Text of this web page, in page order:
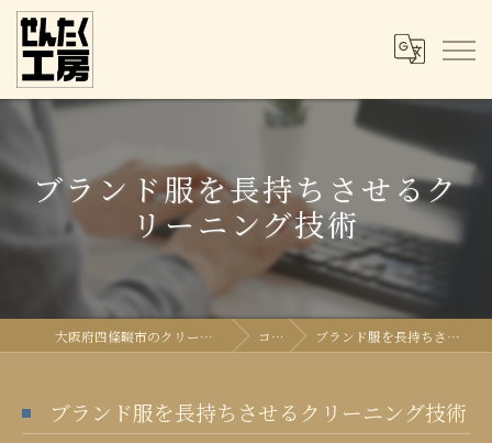
ブランド服を長持ちさせるク
リーニング技術
大阪府四條畷市のクリーニングならせんたく工房 コラム ブランド服を長持ちさせるクリーニング技術
ブランド服を長持ちさせるクリーニング技術